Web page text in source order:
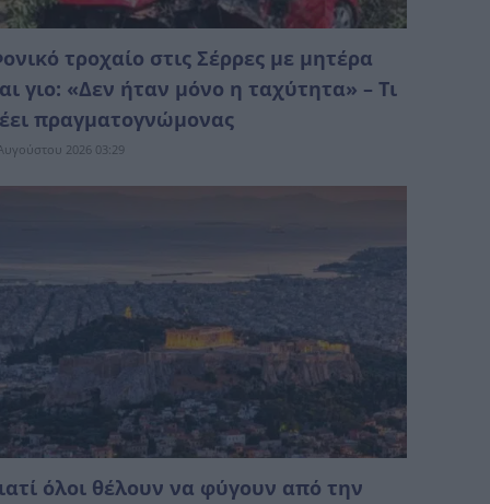
τροχαίο στις Σέρρες με μητέρα
γιο: «Δεν ήταν μόνο η ταχύτητα» – Τι
πραγματογνώμονας
2026 03:29
όλοι θέλουν να φύγουν από την